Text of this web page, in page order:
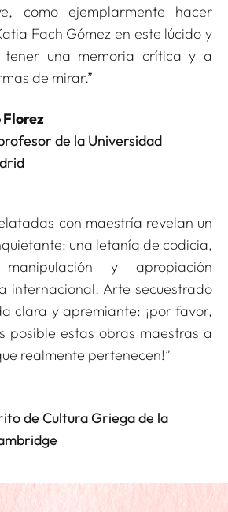
como ejemplarmente hacer
Fach Gómez en este lúcido y
tener una memoria crítica y a
de mirar.”
Florez
de la Universidad
con maestría revelan un
una letanía de codicia,
manipulación y apropiación
internacional. Arte secuestrado
clara y apremiante: ¡por favor,
posible estas obras maestras a
realmente pertenecen!”
de Cultura Griega de la